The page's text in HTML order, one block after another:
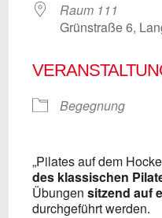
Raum 111
Grünstraße 6,
Begegnung
„Pilates auf dem
des klassischen
Übungensitzend auf
durchgeführt werden.